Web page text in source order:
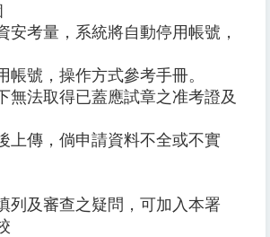
安考量，系統將自動停用帳號，
帳號，操作方式參考手冊。
無法取得已蓋應試章之准考證及
上傳，倘申請資料不全或不實
列及審查之疑問，可加入本署